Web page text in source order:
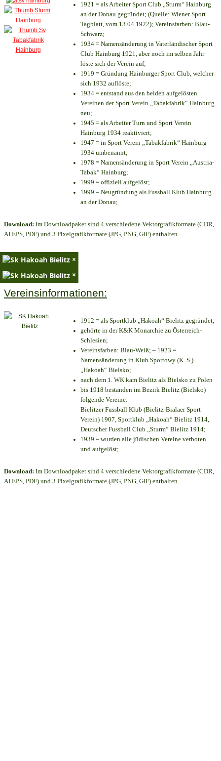
1921 = als Arbeiter Sport Club „Sturm“ Hainburg
an der Donau gegründet; (Quelle: Wiener Sport
Tagblatt, vom 13.04.1922); Vereinsfarben: Blau-
Schwarz;
1934 = Namensänderung in Vaterländischer Sport
Club Hainburg 1921, aber noch im selben Jahr
löste sich der Verein auf;
1919 = Gründung Hainburger Sport Club, welcher
sich 1932 auflöste;
1934 = entstand aus den beiden aufgelösten
Vereinen der Sport Verein „Tabakfabrik“ Hainburg
neu;
1945 = als Arbeiter Turn und Sport Verein
Hainburg 1934 reaktiviert;
1947 = in Sport Verein „Tabakfabrik“ Hainburg
1934 umbenannt;
1978 = Namensänderung in Sport Verein „Austria-
Tabak“ Hainburg;
1999 = offiziell aufgelöst;
1999 = Neugründung als Fussball Klub Hainburg
an der Donau;
Download: Im Downloadpaket sind 4 verschiedene Vektorgrafikformate (CDR,
AI EPS, PDF) und 3 Pixelgrafikformate (JPG, PNG, GIF) enthalten.
×
×
Vereinsinformationen:
1912 = als Sportklub „Hakoah“ Bielitz gegründet;
gehörte in der K&K Monarchie zu Österreich-
Schlesien;
Vereinsfarben: Blau-Weiß; – 1923 =
Namensänderung in Klub Sportowy (K. S.)
„Hakoah“ Bielsko;
nach dem 1. WK kam Bielitz als Bielsko zu Polen
bis 1918 bestanden im Bezirk Bielitz (Bielsko)
folgende Vereine:
Bielitzer Fussball Klub (Bielitz-Bialaer Sport
Verein) 1907, Sportklub „Hakoah“ Bielitz 1914,
Deutscher Fussball Club „Sturm“ Bielitz 1914;
1939 = wurden alle jüdischen Vereine verboten
und aufgelöst;
Download: Im Downloadpaket sind 4 verschiedene Vektorgrafikformate (CDR,
AI EPS, PDF) und 3 Pixelgrafikformate (JPG, PNG, GIF) enthalten.